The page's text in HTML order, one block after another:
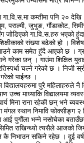
गा.वि.स.मा कम्तीमा पनि २०
पराल्मी, जुभुङ, गौंडाकोट,
जोडिएको गा.वि.स.हरु भएको
संख्या बढेको हो ।
काम समेत हुंदै आएको छ ।
गरेका छन् । गाउंमा शिक्षित
चल्ने गरेको छ । निजी
पाईन्छ ।
विद्यालयहरुमा पुरै महिलाहरुले
उच्च माध्याकि विद्यालयमा
मिना राना रहेकी छन् भने
मंगल स्थान निमावि फोक्सीङ्ग
पुगौंला भन्ने नसोचेका
राखिन्थ्यो त्यसैले आजको
निभाउन सकिने रहेछ । दुई